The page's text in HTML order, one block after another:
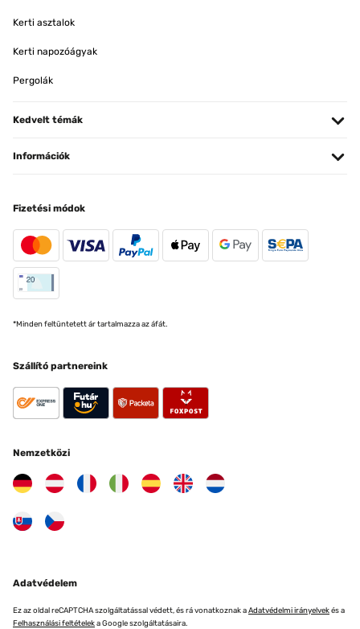
Kerti asztalok
Kerti napozóágyak
Pergolák
Kedvelt témák
Információk
Fizetési módok
*Minden feltüntetett ár tartalmazza az áfát.
Szállító partnereink
Nemzetközi
Adatvédelem
Ez az oldal reCAPTCHA szolgáltatással védett, és rá vonatkoznak aAdatvédelmi irányelvekés a
Felhasználási feltételeka Google szolgáltatásaira.